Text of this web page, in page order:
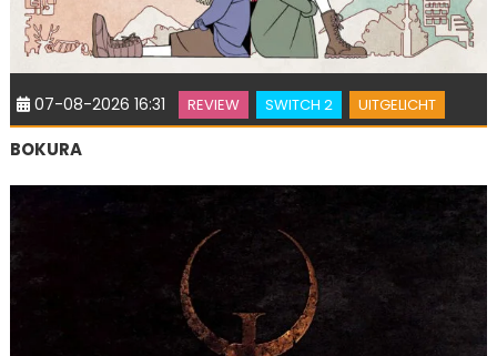
07-08-2026 16:31 REVIEW SWITCH 2 UITGELICHT
BOKURA